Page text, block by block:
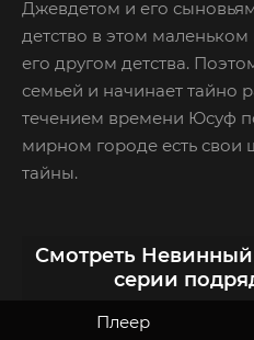
Джевдетом и его
детство в этом маленьком
его другом детства.
семьей и начинает тайно
течением времени Юсуф
мирном городе есть
тайны.
Смотреть Невинный
серии
Плеер